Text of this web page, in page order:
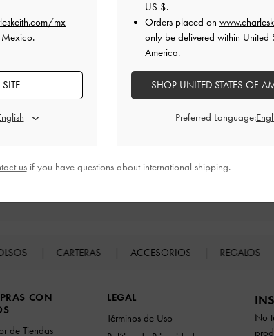
CARTERAS ACCESORIOS REGALOS
CON
de Tiendas
LEGAL
Términos de Uso
No
mx
US $.
Orders placed on
only be delivered within United
America.
SHOP UNITED STATES OF
Preferred Language:
usif you have questions about international shipping.